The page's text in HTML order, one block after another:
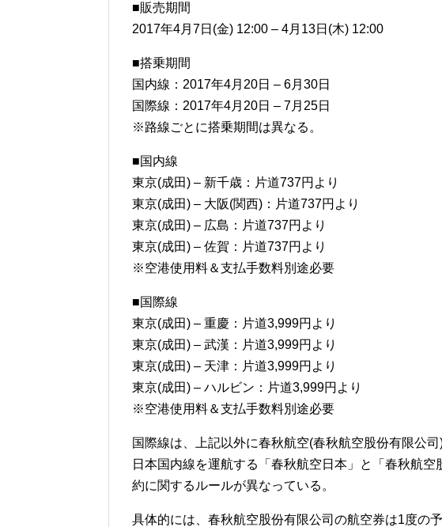
■販売期間
2017年4月7日(金) 12:00 – 4月13日(木) 12:00
■搭乗期間
国内線：2017年4月20日 – 6月30日
国際線：2017年4月20日 – 7月25日
※路線ごとに搭乗期間は異なる。
■国内線
東京(成田) – 新千歳：片道737円より
東京(成田) – 大阪(関西)：片道737円より
東京(成田) – 広島：片道737円より
東京(成田) – 佐賀：片道737円より
※空港使用料＆支払手数料別途必要
■国際線
東京(成田) – 重慶：片道3,999円より
東京(成田) – 武漢：片道3,999円より
東京(成田) – 天津：片道3,999円より
東京(成田) – ハルビン：片道3,999円より
※空港使用料＆支払手数料別途必要
国際線は、上記以外に春秋航空(春秋航空股份有限公
日本国内線を運航する「春秋航空日本」と「春秋航
約に関するルールが異なっている。
具体的には、春秋航空股份有限公司の航空券は1度の